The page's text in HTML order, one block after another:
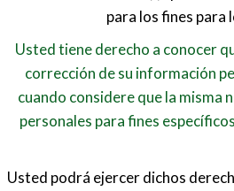
para los fines para
Usted tiene derecho a conocer
corrección de su información
cuando considere que la misma
personales para fines
Usted podrá ejercer dichos